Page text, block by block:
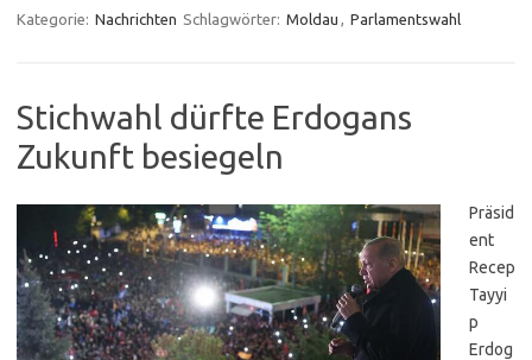
Kategorie: Nachrichten Schlagwörter: Moldau , Parlamentswahl
Stichwahl dürfte Erdogans
Zukunft besiegeln
Präsid
ent
Recep
Tayyi
p
Erdog